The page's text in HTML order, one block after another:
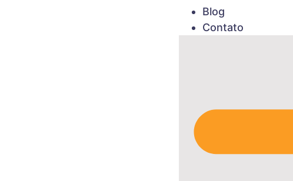
Blog
Contato